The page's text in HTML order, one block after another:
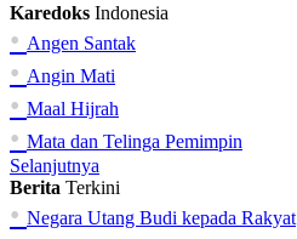
Karedoks Indonesia
• Angen Santak
• Angin Mati
• Maal Hijrah
• Mata dan Telinga Pemimpin
Selanjutnya
Berita Terkini
• Negara Utang Budi kepada Rakyat